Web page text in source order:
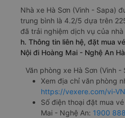
Nhà xe Hà Sơn (Vinh - Sapa)
trung bình là 4.2/5 dựa trên
đã trải nghiệm dịch vụ của nhà
h. Thông tin liên hệ, đặt mua
Nội đi Hoàng Mai - Nghệ An
Văn phòng xe Hà Sơn (Vinh -
Xem địa chỉ văn phòng
https://vexere.com/vi-
Số điện thoại đặt mua
Mai - Nghệ An: 1900